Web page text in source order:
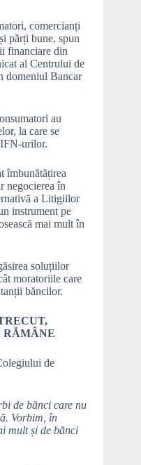
comercianți
părți bune, spun
financiare din
al Centrului de
domeniul Bancar
au
la care se
IFN-urilor.
îmbunătățirea
negocierea în
a Litigiilor
instrument pe
mai mult în
soluțiilor
moratoriile care
băncilor.
RĂMÂNE
de
de bănci care nu
Vorbim, în
mult și de bănci